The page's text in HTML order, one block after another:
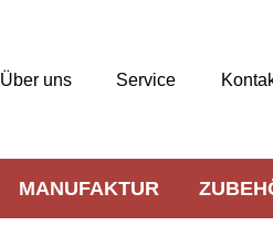
Über uns Service
MANUFAKTUR